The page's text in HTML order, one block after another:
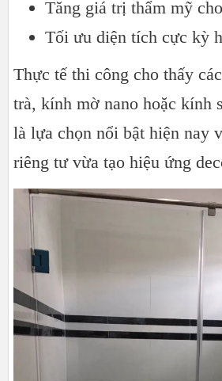
Tăng giá trị thẩm mỹ
Tối ưu diện tích cực kỳ
Thực tế thi công cho thấy
trà, kính mờ nano hoặc kính
là lựa chọn nổi bật hiện nay
riêng tư vừa tạo hiệu ứng